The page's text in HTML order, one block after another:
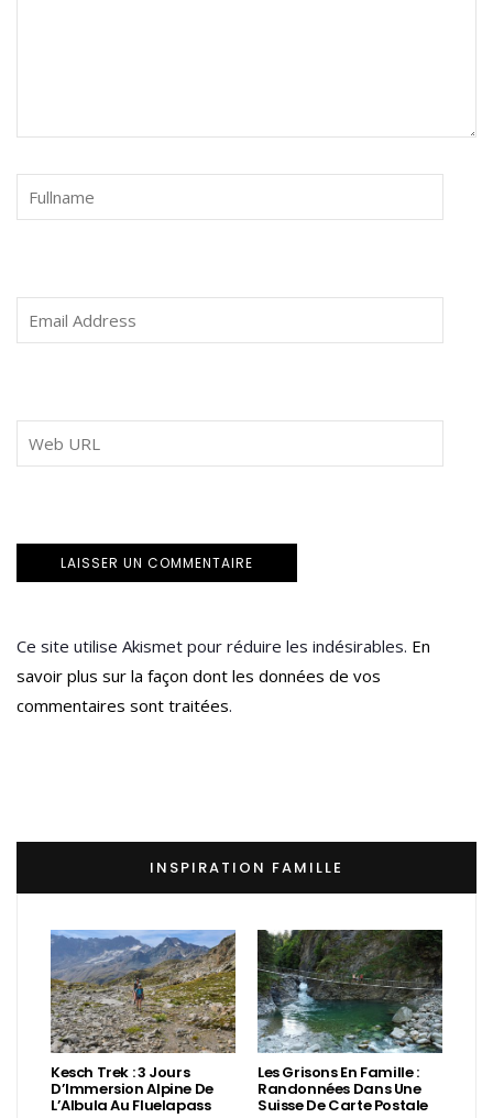
Ce site utilise Akismet pour réduire les indésirables. En
savoir plus sur la façon dont les données de vos
commentaires sont traitées.
INSPIRATION FAMILLE
Kesch Trek : 3 Jours
D’Immersion Alpine De
L’Albula Au Fluelapass
Les Grisons En Famille :
Randonnées Dans Une
Suisse De Carte Postale